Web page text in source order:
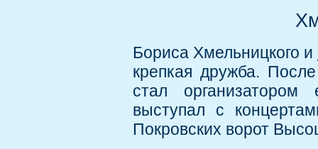
Бориса Хмельницкого и
крепкая дружба.
стал
выступал с
Покровских ворот